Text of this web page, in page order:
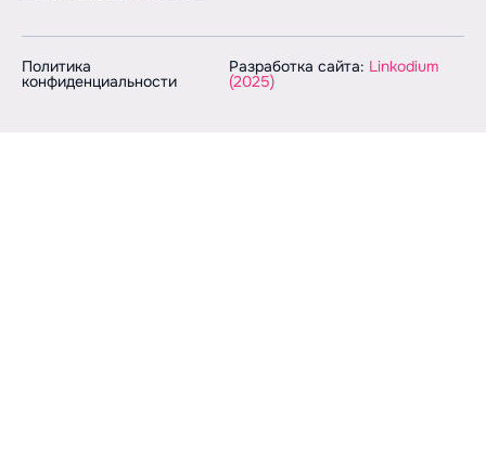
Политика
конфиденциальности
Разработка сайта: Linkodium
(2025)